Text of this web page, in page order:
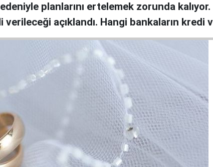
planlarını ertelemek zorunda
açıklandı. Hangi bankaların